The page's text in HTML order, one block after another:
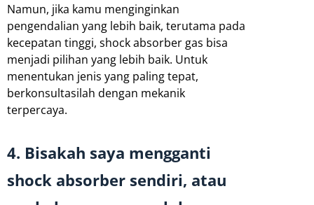
Namun, jika kamu menginginkan
pengendalian yang lebih baik, terutama pada
kecepatan tinggi, shock absorber gas bisa
menjadi pilihan yang lebih baik. Untuk
menentukan jenis yang paling tepat,
berkonsultasilah dengan mekanik
terpercaya.
4. Bisakah saya mengganti
shock absorber sendiri, atau